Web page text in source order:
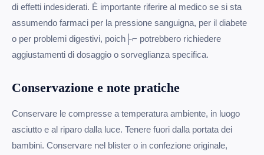
di effetti indesiderati. È importante riferire al medico se si sta
assumendo farmaci per la pressione sanguigna, per il diabete
o per problemi digestivi, poich├⌐ potrebbero richiedere
aggiustamenti di dosaggio o sorveglianza specifica.
Conservazione e note pratiche
Conservare le compresse a temperatura ambiente, in luogo
asciutto e al riparo dalla luce. Tenere fuori dalla portata dei
bambini. Conservare nel blister o in confezione originale,